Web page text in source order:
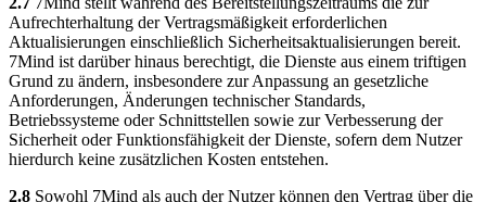
Aufrechterhaltung der Vertragsmäßigkeit erforderlichen
Aktualisierungen einschließlich Sicherheitsaktualisierungen bereit.
7Mind ist darüber hinaus berechtigt, die Dienste aus einem triftigen
Grund zu ändern, insbesondere zur Anpassung an gesetzliche
Anforderungen, Änderungen technischer Standards,
Betriebssysteme oder Schnittstellen sowie zur Verbesserung der
Sicherheit oder Funktionsfähigkeit der Dienste, sofern dem Nutzer
hierdurch keine zusätzlichen Kosten entstehen.
2.8 Sowohl 7Mind als auch der Nutzer können den Vertrag über die